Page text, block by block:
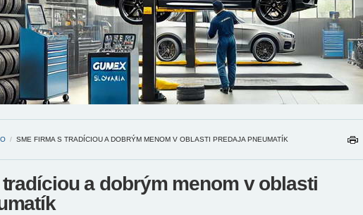
/ SME FIRMA S TRADÍCIOU A DOBRÝM MENOM V OBLASTI PREDAJA PNEUMATÍK
IŤ
a dobrým menom v oblasti